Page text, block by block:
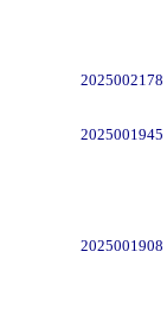
2025002178
2025001945
2025001908